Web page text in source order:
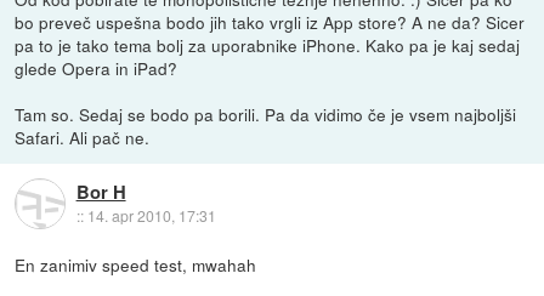
bo preveč uspešna bodo jih tako vrgli iz App store? A ne da? Sicer
pa to je tako tema bolj za uporabnike iPhone. Kako pa je kaj sedaj
glede Opera in iPad?
Tam so. Sedaj se bodo pa borili. Pa da vidimo če je vsem najboljši
Safari. Ali pač ne.
Bor H
:: 14. apr 2010, 17:31
En zanimiv speed test, mwahah